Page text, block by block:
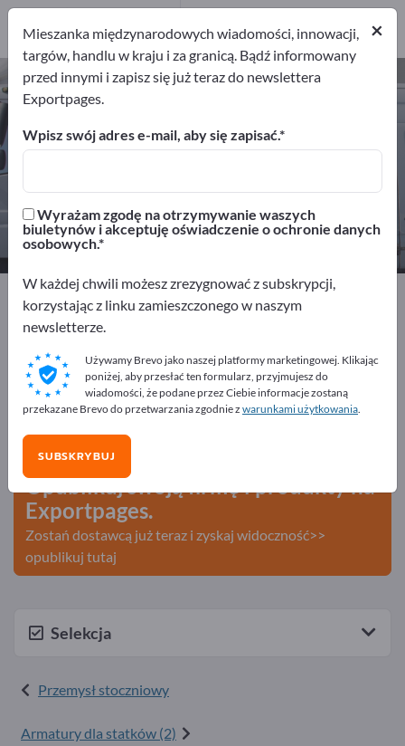
Części do statków – znajdź
producentów i dostawców
Dystrybutorów
1
Dystrybutorów
1
Exportpages Pojazdy
Statki i łodzie
Przemysł stoczniowy
Części do statków
Reklamuj się bezpłatnie w serwisie
Exportpages!
Szukaj – Oferty – Towary używane – Kontakty biznesowe
>> zacznij tutaj
Opublikuj swoją firmę i produkty na
Exportpages.
Zostań dostawcą już teraz i zyskaj widoczność>>
opublikuj tutaj
Selekcja
Przemysł stoczniowy
Armatury dla statków (2)
×
Mieszanka międzynarodowych wiadomości, innowacji,
targów, handlu w kraju i za granicą. Bądź informowany
przed innymi i zapisz się już teraz do newslettera
Exportpages.
Wpisz swój adres e-mail, aby się zapisać.
Wyrażam zgodę na otrzymywanie waszych
biuletynów i akceptuję oświadczenie o ochronie danych
osobowych.
W każdej chwili możesz zrezygnować z subskrypcji,
korzystając z linku zamieszczonego w naszym
newsletterze.
Używamy Brevo jako naszej platformy marketingowej. Klikając
poniżej, aby przesłać ten formularz, przyjmujesz do
wiadomości, że podane przez Ciebie informacje zostaną
przekazane Brevo do przetwarzania zgodnie z warunkami użytkowania.
SUBSKRYBUJ